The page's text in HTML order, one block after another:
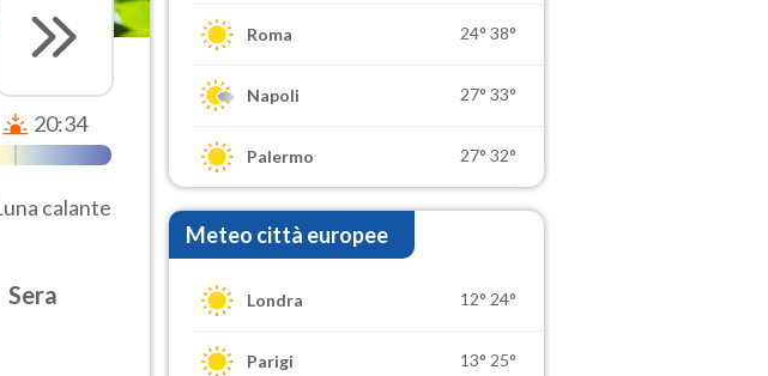
20:34
calante
Sera
Roma 24° 38°
Napoli 27° 33°
Palermo 27° 32°
Meteo città europee
Londra 12° 24°
Parigi 13° 25°